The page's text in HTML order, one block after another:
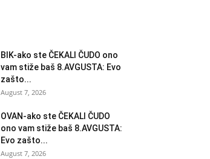
BIK-ako ste ČEKALI ČUDO ono
vam stiže baš 8.AVGUSTA: Evo
zašto...
August 7, 2026
OVAN-ako ste ČEKALI ČUDO
ono vam stiže baš 8.AVGUSTA:
Evo zašto...
August 7, 2026